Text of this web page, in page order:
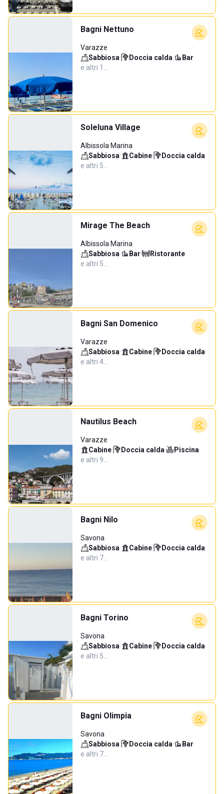
Bagni Nettuno
Varazze
Sabbiosa· Doccia calda· Bar·
e altri 1…
Soleluna Village
Albissola Marina
Sabbiosa· Cabine· Doccia calda·
e altri 5…
Mirage The Beach
Albissola Marina
Sabbiosa· Bar· Ristorante·
e altri 5…
Bagni San Domenico
Varazze
Sabbiosa· Cabine· Doccia calda·
e altri 4…
Nautilus Beach
Varazze
Cabine· Doccia calda· Piscina·
e altri 9…
Bagni Nilo
Savona
Sabbiosa· Cabine· Doccia calda·
e altri 7…
Bagni Torino
Savona
Sabbiosa· Cabine· Doccia calda·
e altri 5…
Bagni Olimpia
Savona
Sabbiosa· Doccia calda· Bar·
e altri 7…